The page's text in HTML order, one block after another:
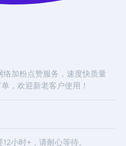
加粉点赞服务，速度快质量
，欢迎新老客户使用！
小时+，请耐心等待。